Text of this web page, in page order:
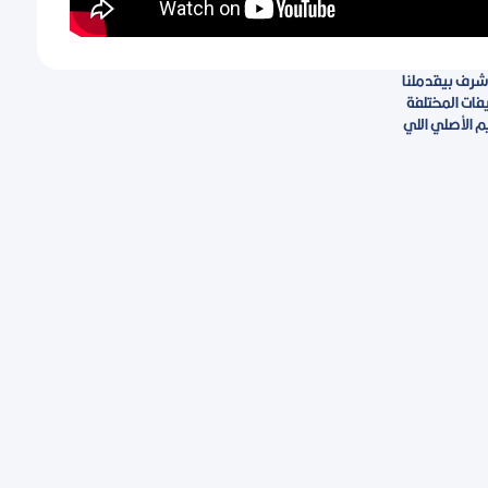
بيقدملنا
المختلفة
الأصلي اللي